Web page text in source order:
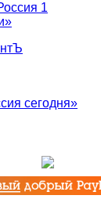
1
сегодня»